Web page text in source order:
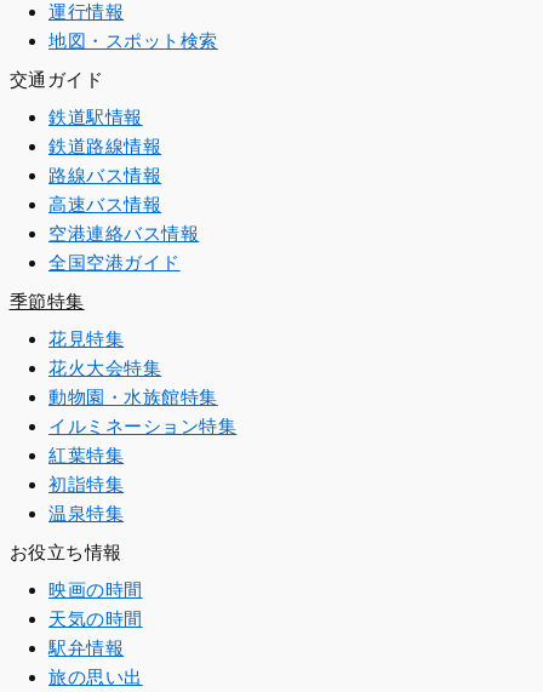
運行情報
地図・スポット検索
交通ガイド
鉄道駅情報
鉄道路線情報
路線バス情報
高速バス情報
空港連絡バス情報
全国空港ガイド
季節特集
花見特集
花火大会特集
動物園・水族館特集
イルミネーション特集
紅葉特集
初詣特集
温泉特集
お役立ち情報
映画の時間
天気の時間
駅弁情報
旅の思い出